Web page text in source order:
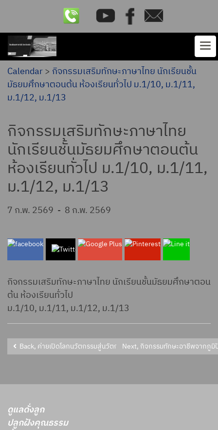
Calendar> กิจกรรมเสริมทักษะภาษาไทย นักเรียนชั้น
มัธยมศึกษาตอนต้น ห้องเรียนทั่วไป ม.1/10, ม.1/11,
ม.1/12, ม.1/13
กิจกรรมเสริมทักษะภาษาไทย
นักเรียนชั้นมัธยมศึกษาตอนต้น
ห้องเรียนทั่วไป ม.1/10, ม.1/11,
ม.1/12, ม.1/13
7 ก.พ. 2569 - 8 ก.พ. 2569
กิจกรรมเสริมทักษะภาษาไทย นักเรียนชั้นมัธยมศึกษาตอน
ต้น ห้องเรียนทั่วไป
ม.1/10, ม.1/11, ม.1/12, ม.1/13
Back, ค่ายเปิดโลกนวัตกรรมสู่นวัตกรรม ม.4/2-4
ดูแลดั่งลูก
ปลูกฝังคุณธรรม